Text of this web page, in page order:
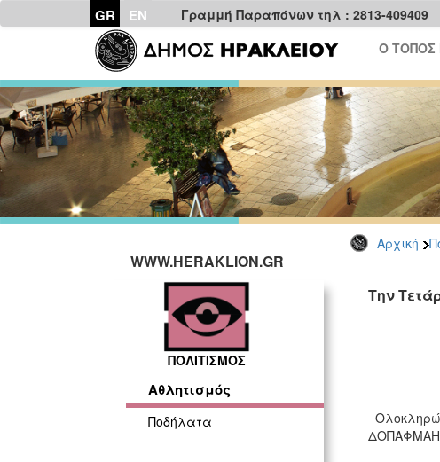
GR EN Γραμμή Παραπόνων τηλ : 2813-409409
Ο ΤΟΠΟΣ
Αρχική
WWW.HERAKLION.GR
ΠΟΛΙΤΙΣΜΟΣ
Αθλητισμός
Ποδήλατα
Την
ΔΟΠΑΦΜΑΗ